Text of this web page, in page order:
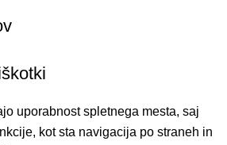
uporabnost spletnega mesta, saj
kot sta navigacija po straneh in